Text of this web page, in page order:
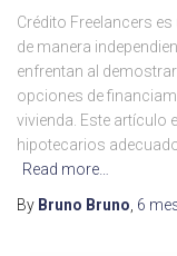
Crédito Freelancers
de manera
enfrentan al
opciones de
vivienda. Este artículo
hipotecarios
Read more…
By Bruno Bruno, 6